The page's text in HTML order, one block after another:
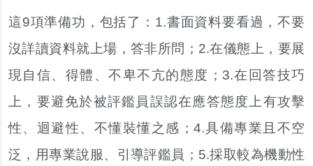
這9項準備功，包括了：1.書面資料要看過，不要
沒詳讀資料就上場，答非所問；2.在儀態上，要展
現自信、得體、不卑不亢的態度；3.在回答技巧
上，要避免於被評鑑員誤認在應答態度上有攻擊
性、迴避性、不懂裝懂之感；4.具備專業且不空
泛，用專業說服、引導評鑑員；5.採取較為機動性